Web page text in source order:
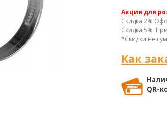
Акция для
Скидка 2%
Скидка 5%
*Скидки не
Как
QR-